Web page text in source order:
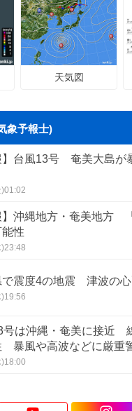
天気図
象予報士)
】台風13号 奄美大島が
】沖縄地方・奄美地方
性
で震度4の地震 津波の心
号は沖縄・奄美に接近
暴風や高波などに厳重